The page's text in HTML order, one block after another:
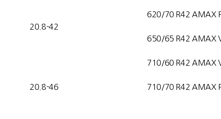
20.8-42
620/70 R42 AMAX
650/65 R42 AMAX
710/60 R42 AMAX
20.8-46 710/70 R42 AMAX